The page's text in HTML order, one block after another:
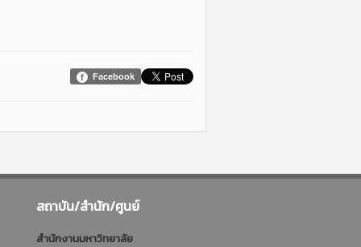
Facebook
สถาบัน/สำนัก/ศูนย์
สำนักงานมหาวิทยาลัย